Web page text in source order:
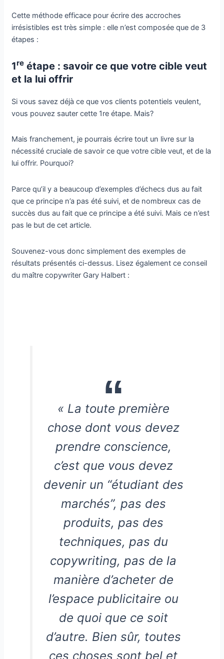
Cette méthode efficace pour écrire des accroches
irrésistibles est très simple : elle n’est composée que de 3
étapes :
1re étape : savoir ce que votre cible veut
et la lui offrir
Si vous savez déjà ce que vos clients potentiels veulent,
vous pouvez sauter cette 1re étape. Mais?
Mais franchement, je pourrais écrire tout un livre sur la
nécessité cruciale de savoir ce que votre cible veut, et de la
lui offrir. Pourquoi?
Parce qu’il y a beaucoup d’exemples d’échecs dus au fait
que ce principe n’a pas été suivi, et de nombreux cas de
succès dus au fait que ce principe a été suivi. Mais ce n’est
pas le but de cet article.
Souvenez-vous donc simplement des exemples de
résultats présentés ci-dessus. Lisez également ce conseil
du maître copywriter Gary Halbert :
« La toute première
chose dont vous devez
prendre conscience,
c’est que vous devez
devenir un “étudiant des
marchés”, pas des
produits, pas des
techniques, pas du
copywriting, pas de la
manière d’acheter de
l’espace publicitaire ou
de quoi que ce soit
d’autre. Bien sûr, toutes
ces choses sont bel et